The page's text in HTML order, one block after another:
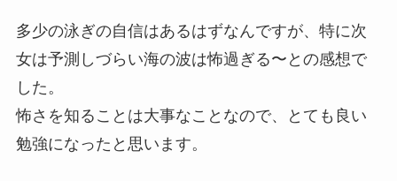
多少の泳ぎの自信はあるはずなんですが、特に次
女は予測しづらい海の波は怖過ぎる〜との感想で
した。
怖さを知ることは大事なことなので、とても良い
勉強になったと思います。